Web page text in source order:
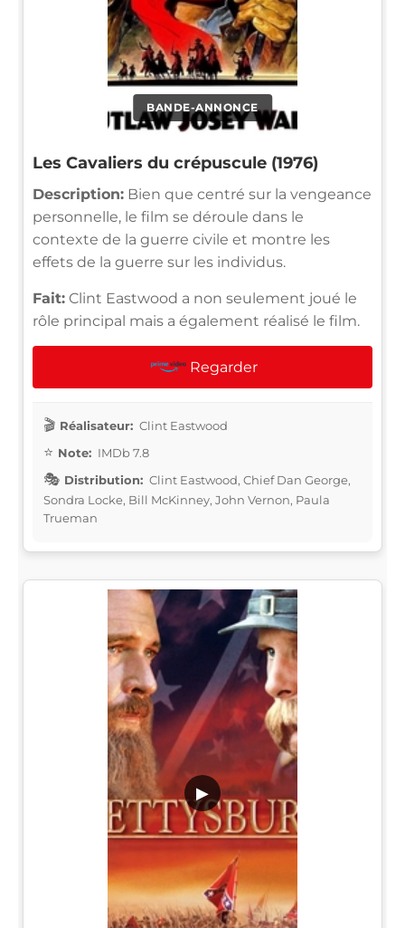
BANDE-ANNONCE
Les Cavaliers du crépuscule (1976)
Description: Bien que centré sur la vengeance
personnelle, le film se déroule dans le
contexte de la guerre civile et montre les
effets de la guerre sur les individus.
Fait: Clint Eastwood a non seulement joué le
rôle principal mais a également réalisé le film.
Regarder
Réalisateur: Clint Eastwood
Note: IMDb 7.8
Distribution: Clint Eastwood, Chief Dan George,
Sondra Locke, Bill McKinney, John Vernon, Paula
Trueman
▶